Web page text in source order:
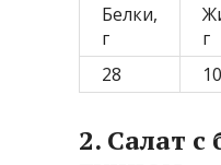
Белки,
г
г
28 10
2. Салат с